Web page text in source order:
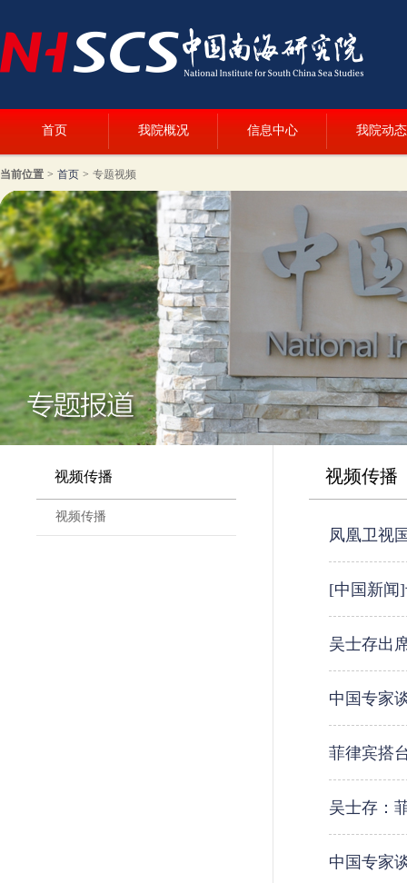
首页 我院概况 信息中心 我院动态
当前位置 > 首页 > 专题视频
视频传播
视频传播
视频传播
凤凰卫视
[中国新闻
吴士存出
中国专家
菲律宾搭
吴士存：
中国专家